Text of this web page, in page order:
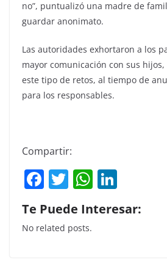
no”, puntualizó una madre de
guardar anonimato.
Las autoridades exhortaron a los
mayor comunicación con sus
este tipo de retos, al tiempo de
para los responsables.
Compartir:
F
a
c
e
T
w
itt
er
W
h
at k
Te Puede Interesar:
No related posts.